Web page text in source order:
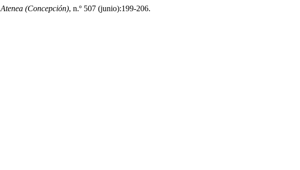
Atenea (Concepción), n.º 507 (junio):199-206.